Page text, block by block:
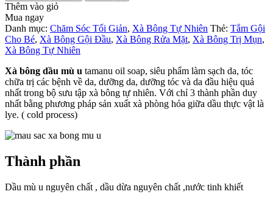
Thêm vào giỏ
Mua ngay
Danh mục: Chăm Sóc Tối Giản, Xà Bông Tự Nhiên Thẻ: Tắm Gội
Cho Bé, Xà Bông Gội Đầu, Xà Bông Rửa Mặt, Xà Bông Trị Mụn,
Xà Bông Tự Nhiên
Xà bông dầu mù u tamanu oil soap, siêu phẩm làm sạch da, tóc
chữa trị các bệnh về da, dưỡng da, dưỡng tóc và da đầu hiệu quả
nhất trong bộ sưu tập xà bông tự nhiên. Với chỉ 3 thành phần duy
nhất bằng phương pháp sản xuất xà phòng hóa giữa dầu thực vật là
lye. ( cold process)
Thành phần
Dầu mù u nguyên chất , dầu dừa nguyên chất ,nước tinh khiết